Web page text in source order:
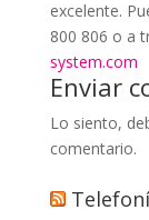
excelente.
800 806 o a
system.com
Enviar
Lo siento,
comentario.